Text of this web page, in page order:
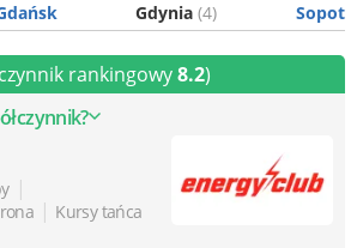
Gdynia(4) Sopot
rankingowy8.2)
|
| Kursy tańca